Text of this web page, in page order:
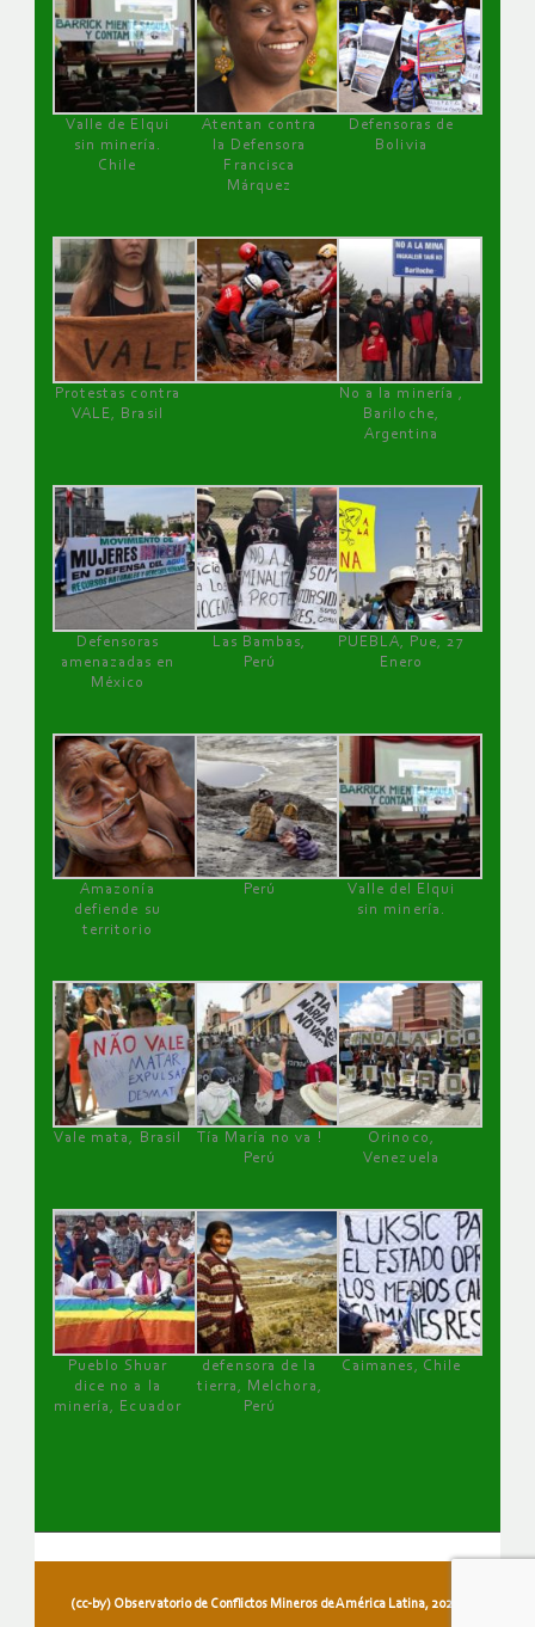
Valle de Elqui
sin minería.
Chile
Atentan contra
la Defensora
Francisca
Márquez
Defensoras de
Bolivia
Protestas contra
VALE, Brasil
No a la minería ,
Bariloche,
Argentina
Defensoras
amenazadas en
México
Las Bambas,
Perú
PUEBLA, Pue, 27
Enero
Amazonía
defiende su
territorio
Perú
Valle del Elqui
sin minería.
Vale mata, Brasil
Tía María no va !
Perú
Orinoco,
Venezuela
Pueblo Shuar
dice no a la
minería, Ecuador
defensora de la
tierra, Melchora,
Perú
Caimanes, Chile
(cc-by) Observatorio de Conflictos Mineros de América Latina, 2026